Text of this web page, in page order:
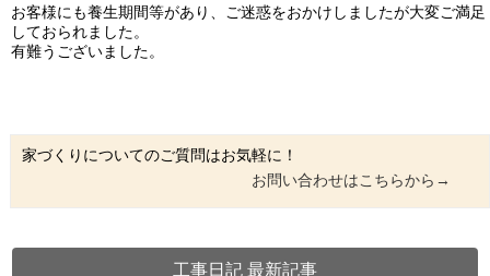
お客様にも養生期間等があり、ご迷惑をおかけしましたが大変ご満足
しておられました。
有難うございました。
家づくりについてのご質問はお気軽に！
お問い合わせはこちらから→
工事日記 最新記事